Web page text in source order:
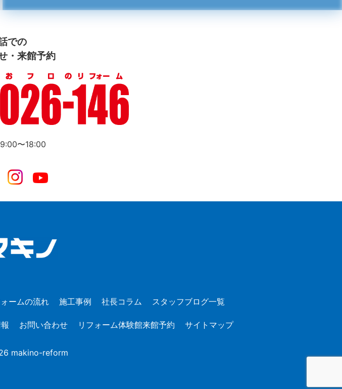
での
・来館予約
〜18:00
ームの流れ 施工事例 社長コラム スタッフブログ一覧
お問い合わせ リフォーム体験館来館予約 サイトマップ
makino-reform